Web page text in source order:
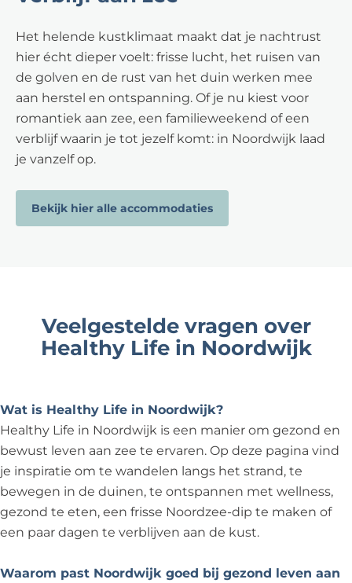
Het helende kustklimaat maakt dat je nachtrust
hier écht dieper voelt: frisse lucht, het ruisen van
de golven en de rust van het duin werken mee
aan herstel en ontspanning. Of je nu kiest voor
romantiek aan zee, een familieweekend of een
verblijf waarin je tot jezelf komt: in Noordwijk laad
je vanzelf op.
Bekijk hier alle accommodaties
Veelgestelde vragen over
Healthy Life in Noordwijk
Wat is Healthy Life in Noordwijk?
Healthy Life in Noordwijk is een manier om gezond en
bewust leven aan zee te ervaren. Op deze pagina vind
je inspiratie om te wandelen langs het strand, te
bewegen in de duinen, te ontspannen met wellness,
gezond te eten, een frisse Noordzee-dip te maken of
een paar dagen te verblijven aan de kust.
Waarom past Noordwijk goed bij gezond leven aan